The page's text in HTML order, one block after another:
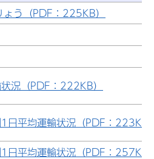
う（PDF：225KB）
況（PDF：222KB）
日平均運輸状況（PDF：223KB
日平均運輸状況（PDF：257KB